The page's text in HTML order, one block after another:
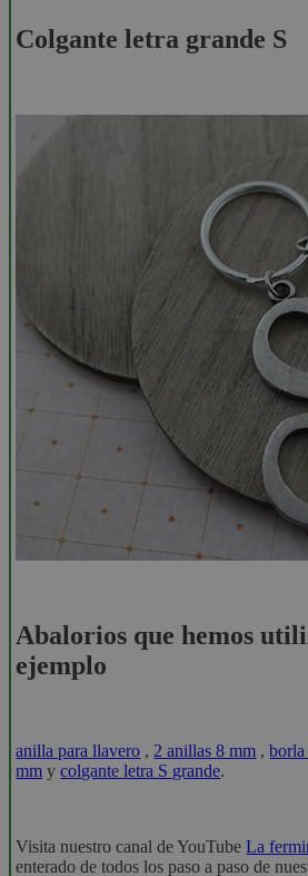
Colgante letra grande S
Abalorios que hemos
ejemplo
anilla para llavero , 2 anillas 8 mm ,borla
mm ycolgante letra S grande.
Visita nuestro canal de YouTubeLa
enterado de todos los paso a paso de